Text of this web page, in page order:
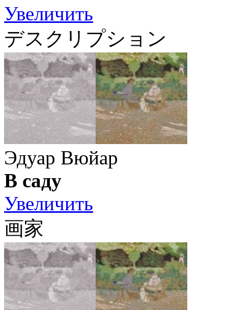
Увеличить
デスクリプション
Эдуар Вюйар
В саду
Увеличить
画家